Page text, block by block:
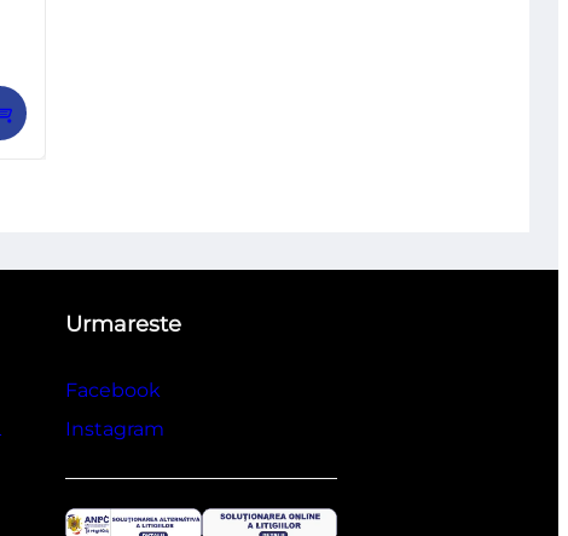
Urmareste
Facebook
Instagram